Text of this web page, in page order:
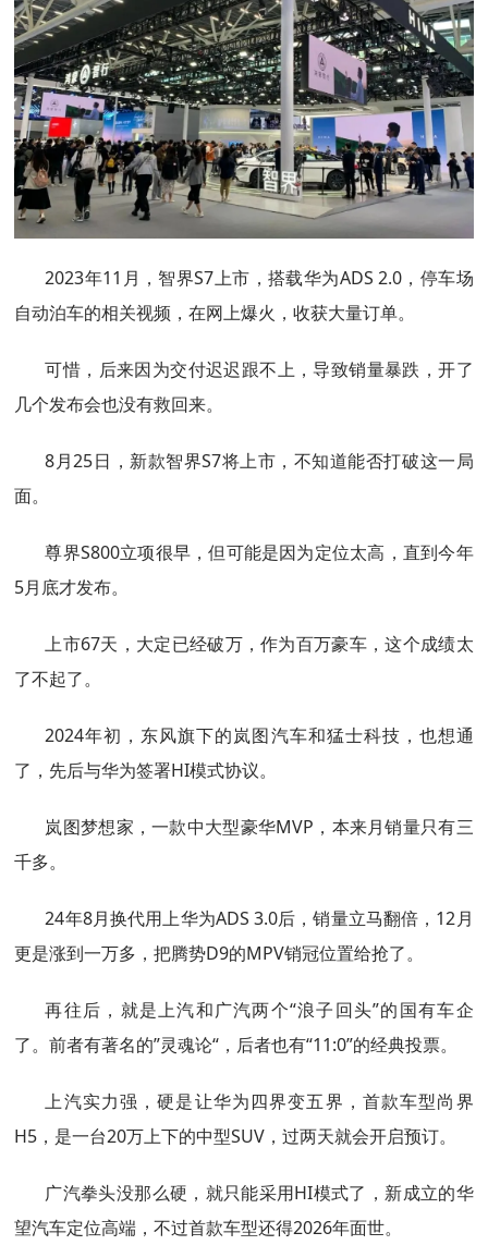
2023年11月，智界S7上市，搭载华为ADS 2.0，停车场
自动泊车的相关视频，在网上爆火，收获大量订单。
可惜，后来因为交付迟迟跟不上，导致销量暴跌，开了
几个发布会也没有救回来。
8月25日，新款智界S7将上市，不知道能否打破这一局
面。
尊界S800立项很早，但可能是因为定位太高，直到今年
5月底才发布。
上市67天，大定已经破万，作为百万豪车，这个成绩太
了不起了。
2024年初，东风旗下的岚图汽车和猛士科技，也想通
了，先后与华为签署HI模式协议。
岚图梦想家，一款中大型豪华MVP，本来月销量只有三
千多。
24年8月换代用上华为ADS 3.0后，销量立马翻倍，12月
更是涨到一万多，把腾势D9的MPV销冠位置给抢了。
再往后，就是上汽和广汽两个“浪子回头”的国有车企
了。前者有著名的”灵魂论“，后者也有“11:0”的经典投票。
上汽实力强，硬是让华为四界变五界，首款车型尚界
H5，是一台20万上下的中型SUV，过两天就会开启预订。
广汽拳头没那么硬，就只能采用HI模式了，新成立的华
望汽车定位高端，不过首款车型还得2026年面世。